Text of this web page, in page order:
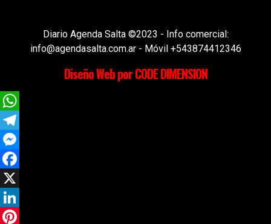
Diario Agenda Salta ©2023 - Info comercial:
info@agendasalta.com.ar - Móvil +543874412346
Diseño Web por CODE DIMENSION
WhatsApp
Telegram
Messenger
Facebook
X
LinkedIn